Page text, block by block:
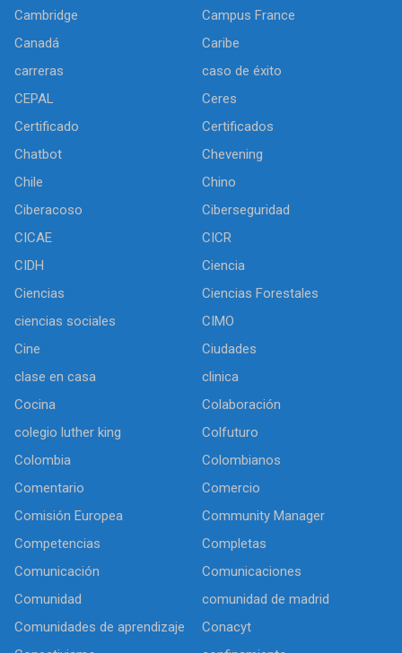
Cambridge
Campus France
Canadá
Caribe
carreras
caso de éxito
CEPAL
Ceres
Certificado
Certificados
Chatbot
Chevening
Chile
Chino
Ciberacoso
Ciberseguridad
CICAE
CICR
CIDH
Ciencia
Ciencias
Ciencias Forestales
ciencias sociales
CIMO
Cine
Ciudades
clase en casa
clinica
Cocina
Colaboración
colegio luther king
Colfuturo
Colombia
Colombianos
Comentario
Comercio
Comisión Europea
Community Manager
Competencias
Completas
Comunicación
Comunicaciones
Comunidad
comunidad de madrid
Comunidades de aprendizaje
Conacyt